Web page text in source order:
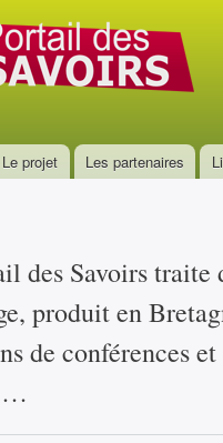
Le projet Les partenaires
des Savoirs
produit en
de conférences
…